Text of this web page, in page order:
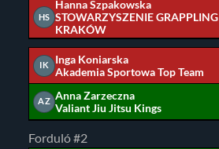
HS
Hanna Szpakowska
STOWARZYSZENIE GRAPPLING
KRAKÓW
IK
Inga Koniarska
Akademia Sportowa Top Team
AZ Anna Zarzeczna
Valiant Jiu Jitsu Kings
Forduló #2